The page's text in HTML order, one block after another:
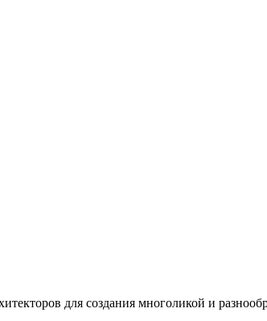
для создания многоликой и